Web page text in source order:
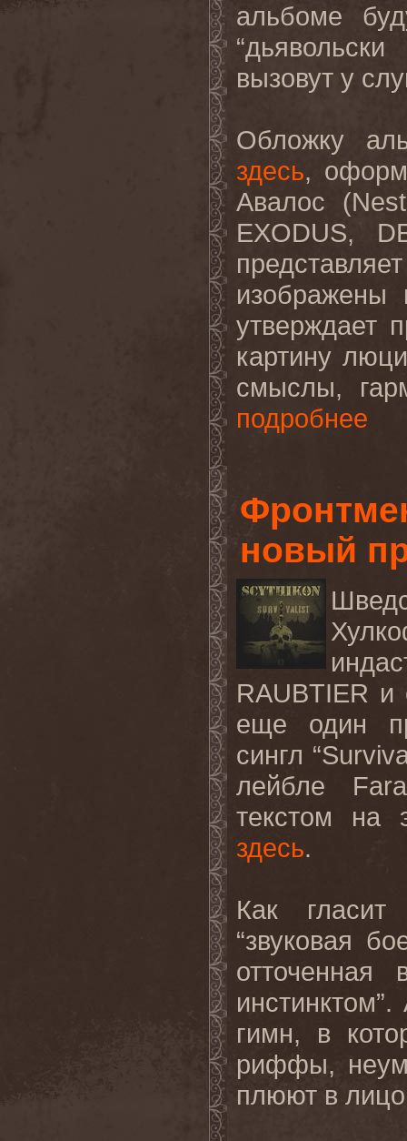
альбоме
вызовут у
Обложку
здесь,
Авалос
EXODUS,
изображены
утверждает
картину
смыслы,
подробнее
новый
RAUBTIER и
еще один
сингл
лейбле
текстом на
здесь.
Как
“звуковая
гимн, в
риффы,
плюют в